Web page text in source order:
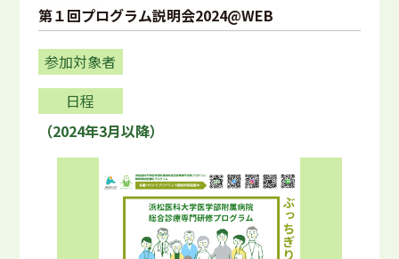
第１回プログラム説明会2024@WEB
参加対象者
日程
（2024年3月以降）